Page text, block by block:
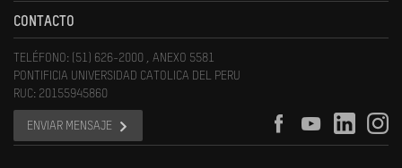
CONTACTO
TELÉFONO: (51) 626-2000 , ANEXO 5581
PONTIFICIA UNIVERSIDAD CATOLICA DEL PERU
RUC: 20155945860
ENVIAR MENSAJE